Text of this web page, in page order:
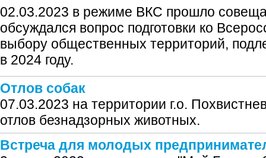
02.03.2023 в режиме ВКС прошло
обсуждался вопрос подготовки ко
выбору общественных территорий,
в 2024 году.
Отлов собак
07.03.2023 на территории г.о.
отлов безнадзорных животных.
Встреча для молодых